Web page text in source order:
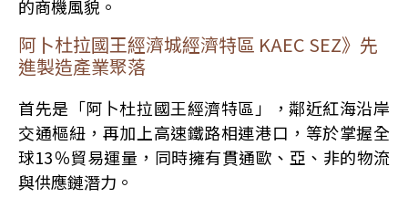
的商機風貌。
阿卜杜拉國王經濟城經濟特區 KAEC SEZ》先
進製造產業聚落
首先是「阿卜杜拉國王經濟特區」，鄰近紅海沿岸
交通樞紐，再加上高速鐵路相連港口，等於掌握全
球13％貿易運量，同時擁有貫通歐、亞、非的物流
與供應鏈潛力。